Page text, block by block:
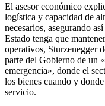
El asesor económico
logística y capacidad de
necesarios, asegurando
Estado tenga que
operativos, Sturzenegger
parte del Gobierno de un
emergencia», donde el
los bienes cuando y
servicio.